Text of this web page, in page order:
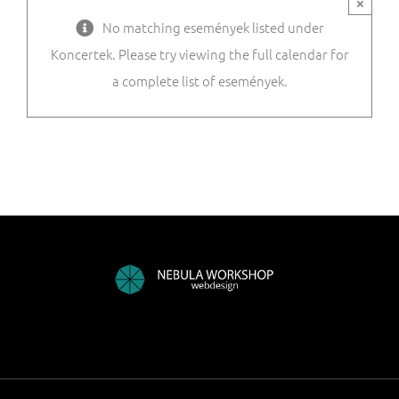
×
No matching események listed under
Koncertek. Please try viewing the full calendar for
a complete list of események.